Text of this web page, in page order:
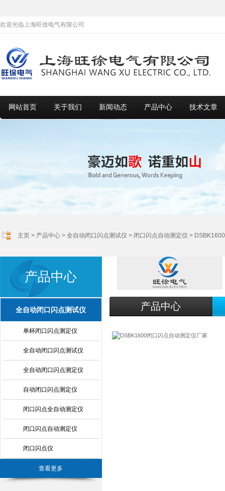
欢迎光临上海旺徐电气有限公司
网站首页 关于我们 新闻动态 产品中心 技术文章
主页 > 产品中心 > 全自动闭口闪点测试仪 > 闭口闪点自动测定仪 >
产品中心
全自动闭口闪点测试仪
单杯闭口闪点测定仪
全自动闭口闪点测试仪
全自动闭口闪点测定仪
自动闭口闪点测定仪
闭口闪点全自动测定仪
闭口闪点自动测定仪
闭口闪点仪
查看更多
产品中心